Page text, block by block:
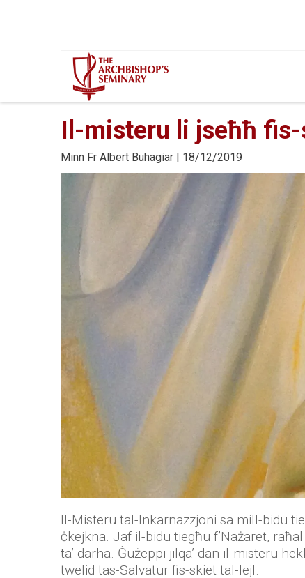
Il-misteru li jseħħ
Minn Fr Albert Buhagiar | 18/12/2019
Il-Misteru tal-Inkarnazzjoni sa mill-bidu
ċkejkna. Jaf il-bidu tiegħu f’Nażaret,
ta’ darha. Ġużeppi jilqa’ dan il-misteru
twelid tas-Salvatur fis-skiet tal-lejl.